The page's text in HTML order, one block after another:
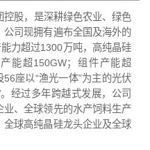
股，是深耕绿色农业、绿色
司现拥有遍布全国及海外的
力超过1300万吨，高纯晶硅
能超150GW；组件产能超
座以“渔光一体”为主的光伏
经过多年跨越式发展，公司
业、全球领先的水产饲料生产
球高纯晶硅龙头企业及全球